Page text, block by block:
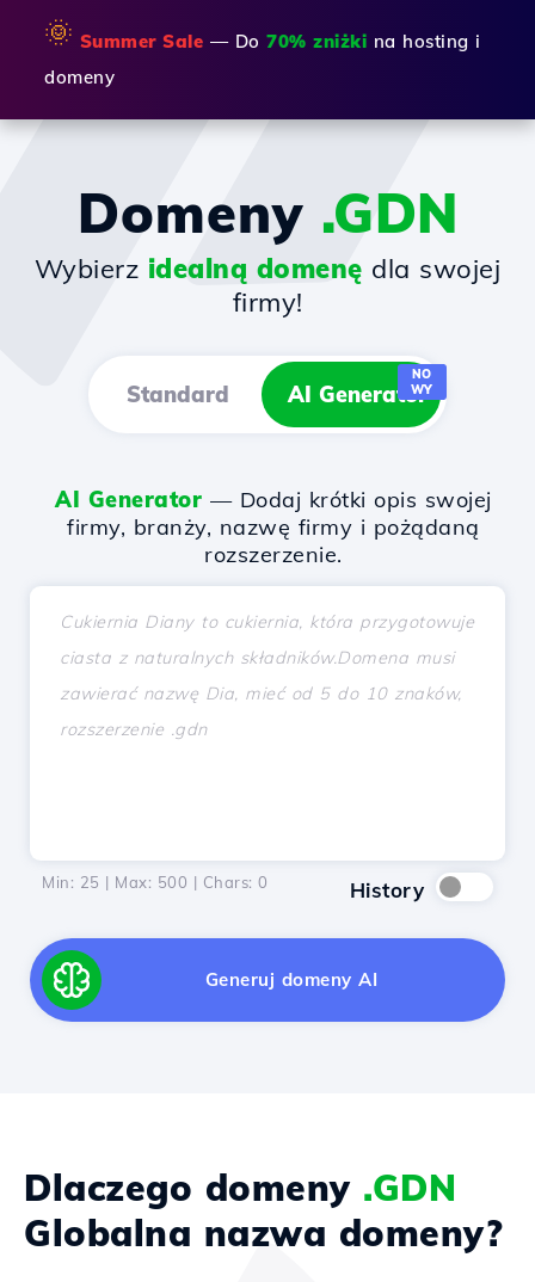
🌞 Summer Sale — Do 70% zniżki na hosting i
domeny
Domeny .GDN
Wybierz idealną domenę dla swojej
firmy!
Standard AI Generator
NO
WY
AI Generator — Dodaj krótki opis swojej
firmy, branży, nazwę firmy i pożądaną
rozszerzenie.
Min: 25 | Max: 500 | Chars: 0 History
Generuj domeny AI
Dlaczego domeny .GDN
Globalna nazwa domeny?